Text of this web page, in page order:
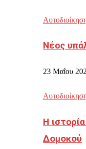
Νέος
23 Μαΐου
Η
Δομοκού